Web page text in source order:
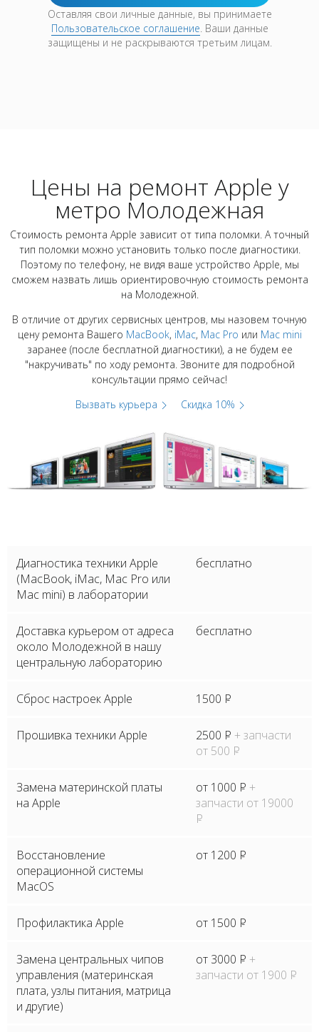
Оставляя свои личные данные, вы принимаете
Пользовательское соглашение. Ваши данные
защищены и не раскрываются третьим лицам.
Цены на ремонт Apple у
метро Молодежная
Стоимость ремонта Apple зависит от типа поломки. А точный
тип поломки можно установить только после диагностики.
Поэтому по телефону, не видя ваше устройство Apple, мы
сможем назвать лишь ориентировочную стоимость ремонта
на Молодежной.
В отличие от других сервисных центров, мы назовем точную
цену ремонта Вашего MacBook, iMac, Mac Pro или Mac mini
заранее (после бесплатной диагностики), а не будем ее
"накручивать" по ходу ремонта. Звоните для подробной
консультации прямо сейчас!
Вызвать курьера
Скидка 10%
Диагностика техники Apple
(MacBook, iMac, Mac Pro или
Mac mini) в лаборатории
бесплатно
Доставка курьером от адреса
около Молодежной в нашу
центральную лабораторию
бесплатно
Сброс настроек Apple 1500 P
Прошивка техники Apple 2500 P + запчасти
от 500 P
Замена материнской платы
на Apple
от 1000 P +
запчасти от 19000
P
Восстановление
операционной системы
MacOS
от 1200 P
Профилактика Apple от 1500 P
Замена центральных чипов
управления (материнская
плата, узлы питания, матрица
и другие)
от 3000 P +
запчасти от 1900 P